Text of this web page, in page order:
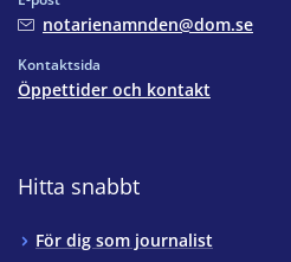
notarienamnden@dom.se
Kontaktsida
Öppettider och kontakt
Hitta snabbt
För dig som journalist